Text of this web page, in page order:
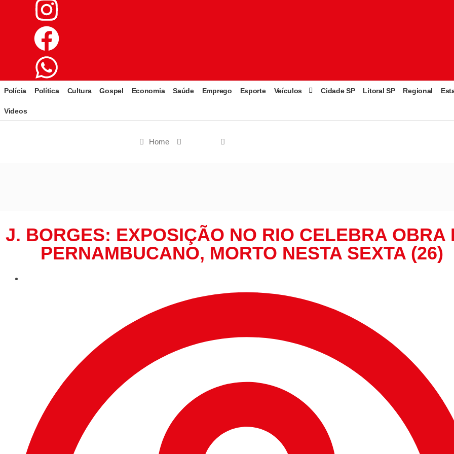
Polícia Política Cultura Gospel Economia Saúde Emprego Esporte Veículos Cidade SP Litoral SP Regional
Videos
Home
J. BORGES: EXPOSIÇÃO NO RIO CELEBRA OBRA
PERNAMBUCANO, MORTO NESTA SEXTA (26)